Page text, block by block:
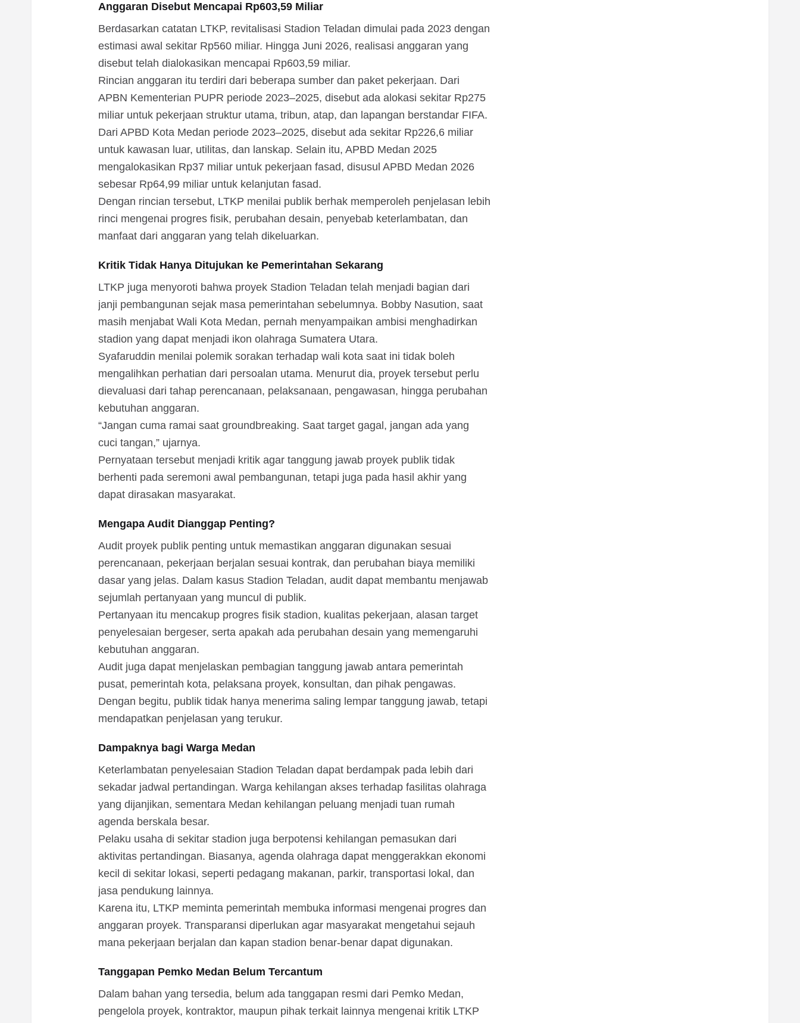
Anggaran Disebut Mencapai Rp603,59 Miliar
Berdasarkan catatan LTKP, revitalisasi Stadion Teladan dimulai pada 2023 dengan
estimasi awal sekitar Rp560 miliar. Hingga Juni 2026, realisasi anggaran yang
disebut telah dialokasikan mencapai Rp603,59 miliar.
Rincian anggaran itu terdiri dari beberapa sumber dan paket pekerjaan. Dari
APBN Kementerian PUPR periode 2023–2025, disebut ada alokasi sekitar Rp275
miliar untuk pekerjaan struktur utama, tribun, atap, dan lapangan berstandar FIFA.
Dari APBD Kota Medan periode 2023–2025, disebut ada sekitar Rp226,6 miliar
untuk kawasan luar, utilitas, dan lanskap. Selain itu, APBD Medan 2025
mengalokasikan Rp37 miliar untuk pekerjaan fasad, disusul APBD Medan 2026
sebesar Rp64,99 miliar untuk kelanjutan fasad.
Dengan rincian tersebut, LTKP menilai publik berhak memperoleh penjelasan lebih
rinci mengenai progres fisik, perubahan desain, penyebab keterlambatan, dan
manfaat dari anggaran yang telah dikeluarkan.
Kritik Tidak Hanya Ditujukan ke Pemerintahan Sekarang
LTKP juga menyoroti bahwa proyek Stadion Teladan telah menjadi bagian dari
janji pembangunan sejak masa pemerintahan sebelumnya. Bobby Nasution, saat
masih menjabat Wali Kota Medan, pernah menyampaikan ambisi menghadirkan
stadion yang dapat menjadi ikon olahraga Sumatera Utara.
Syafaruddin menilai polemik sorakan terhadap wali kota saat ini tidak boleh
mengalihkan perhatian dari persoalan utama. Menurut dia, proyek tersebut perlu
dievaluasi dari tahap perencanaan, pelaksanaan, pengawasan, hingga perubahan
kebutuhan anggaran.
“Jangan cuma ramai saat groundbreaking. Saat target gagal, jangan ada yang
cuci tangan,” ujarnya.
Pernyataan tersebut menjadi kritik agar tanggung jawab proyek publik tidak
berhenti pada seremoni awal pembangunan, tetapi juga pada hasil akhir yang
dapat dirasakan masyarakat.
Mengapa Audit Dianggap Penting?
Audit proyek publik penting untuk memastikan anggaran digunakan sesuai
perencanaan, pekerjaan berjalan sesuai kontrak, dan perubahan biaya memiliki
dasar yang jelas. Dalam kasus Stadion Teladan, audit dapat membantu menjawab
sejumlah pertanyaan yang muncul di publik.
Pertanyaan itu mencakup progres fisik stadion, kualitas pekerjaan, alasan target
penyelesaian bergeser, serta apakah ada perubahan desain yang memengaruhi
kebutuhan anggaran.
Audit juga dapat menjelaskan pembagian tanggung jawab antara pemerintah
pusat, pemerintah kota, pelaksana proyek, konsultan, dan pihak pengawas.
Dengan begitu, publik tidak hanya menerima saling lempar tanggung jawab, tetapi
mendapatkan penjelasan yang terukur.
Dampaknya bagi Warga Medan
Keterlambatan penyelesaian Stadion Teladan dapat berdampak pada lebih dari
sekadar jadwal pertandingan. Warga kehilangan akses terhadap fasilitas olahraga
yang dijanjikan, sementara Medan kehilangan peluang menjadi tuan rumah
agenda berskala besar.
Pelaku usaha di sekitar stadion juga berpotensi kehilangan pemasukan dari
aktivitas pertandingan. Biasanya, agenda olahraga dapat menggerakkan ekonomi
kecil di sekitar lokasi, seperti pedagang makanan, parkir, transportasi lokal, dan
jasa pendukung lainnya.
Karena itu, LTKP meminta pemerintah membuka informasi mengenai progres dan
anggaran proyek. Transparansi diperlukan agar masyarakat mengetahui sejauh
mana pekerjaan berjalan dan kapan stadion benar-benar dapat digunakan.
Tanggapan Pemko Medan Belum Tercantum
Dalam bahan yang tersedia, belum ada tanggapan resmi dari Pemko Medan,
pengelola proyek, kontraktor, maupun pihak terkait lainnya mengenai kritik LTKP